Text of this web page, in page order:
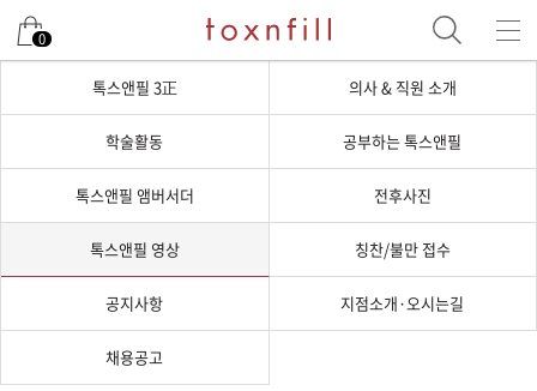
0
톡스앤필 3正 의사 & 직원 소개
학술활동 공부하는 톡스앤필
톡스앤필 앰버서더 전후사진
톡스앤필 영상 칭찬/불만 접수
공지사항 지점소개·오시는길
채용공고